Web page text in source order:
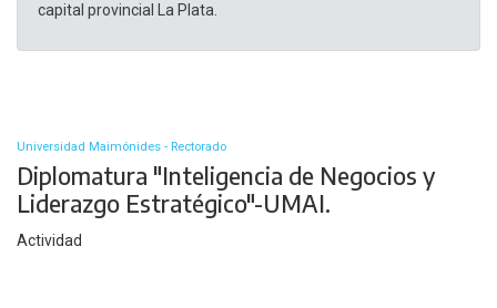
capital provincial La Plata.
Universidad Maimónides - Rectorado
Diplomatura "Inteligencia de Negocios y
Liderazgo Estratégico"-UMAI.
Actividad